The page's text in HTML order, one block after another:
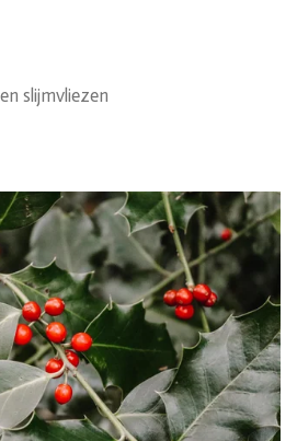
slijmvliezen